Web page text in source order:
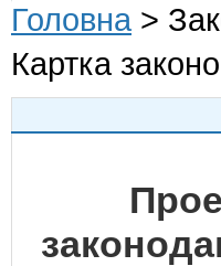
Головна >
Картка